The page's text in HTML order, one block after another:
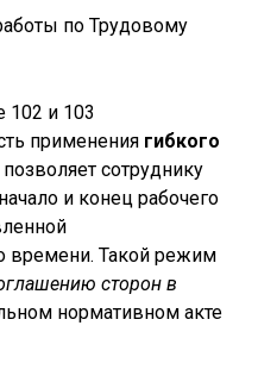
102 и 103
применения гибкого
сотруднику
и конец рабочего
времени. Такой режим
сторон в
нормативном акте